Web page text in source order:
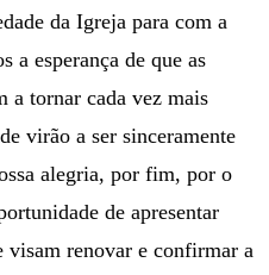
da Igreja para com a
a esperança de que as
a tornar cada vez mais
virão a ser sinceramente
alegria, por fim, por o
de apresentar
visam renovar e confirmar a